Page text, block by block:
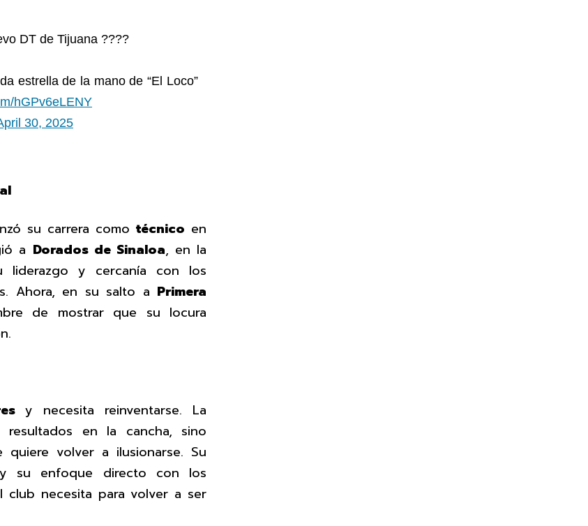
DT de Tijuana ????
estrella de la mano de “El Loco”
hGPv6eLENY
30, 2025
su carrera como técnico en
a Dorados de Sinaloa, en la
liderazgo y cercanía con los
Ahora, en su salto a Primera
de mostrar que su locura
y necesita reinventarse. La
en la cancha, sino
volver a ilusionarse. Su
su enfoque directo con los
necesita para volver a ser